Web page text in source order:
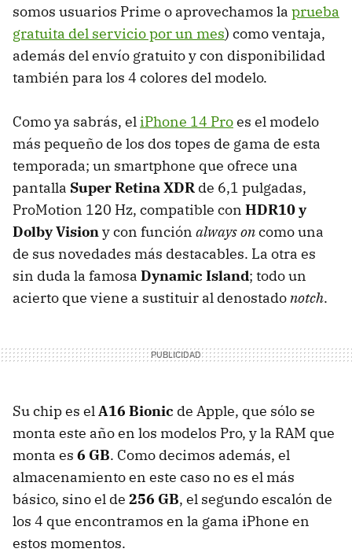
somos usuarios Prime o aprovechamos la prueba
gratuita del servicio por un mes) como ventaja,
además del envío gratuito y con disponibilidad
también para los 4 colores del modelo.
Como ya sabrás, eliPhone 14 Proes el modelo
más pequeño de los dos topes de gama de esta
temporada; un smartphone que ofrece una
pantalla Super Retina XDR de 6,1 pulgadas,
ProMotion 120 Hz, compatible con HDR10 y
Dolby Visiony con función always oncomo una
de sus novedades más destacables. La otra es
sin duda la famosa Dynamic Island; todo un
acierto que viene a sustituir al denostadonotch.
Su chip es elA16 Bionic de Apple, que sólo se
monta este año en los modelos Pro, y la RAM que
monta es 6 GB. Como decimos además, el
almacenamiento en este caso no es el más
básico, sino el de 256 GB, el segundo escalón de
los 4 que encontramos en la gama iPhone en
estos momentos.